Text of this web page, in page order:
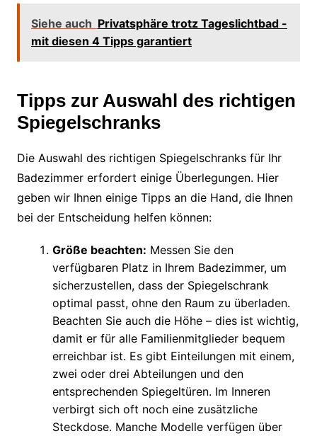
Siehe auch Privatsphäre trotz Tageslichtbad -
mit diesen 4 Tipps garantiert
Tipps zur Auswahl des richtigen
Spiegelschranks
Die Auswahl des richtigen Spiegelschranks für Ihr
Badezimmer erfordert einige Überlegungen. Hier
geben wir Ihnen einige Tipps an die Hand, die Ihnen
bei der Entscheidung helfen können:
Größe beachten: Messen Sie den
verfügbaren Platz in Ihrem Badezimmer, um
sicherzustellen, dass der Spiegelschrank
optimal passt, ohne den Raum zu überladen.
Beachten Sie auch die Höhe – dies ist wichtig,
damit er für alle Familienmitglieder bequem
erreichbar ist. Es gibt Einteilungen mit einem,
zwei oder drei Abteilungen und den
entsprechenden Spiegeltüren. Im Inneren
verbirgt sich oft noch eine zusätzliche
Steckdose. Manche Modelle verfügen über